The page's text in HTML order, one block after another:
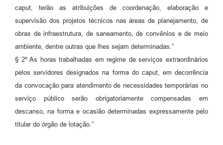
caput, terão as atribuições de coordenação, elaboração e
supervisão dos projetos técnicos nas áreas de planejamento, de
obras de infraestrutura, de saneamento, de convênios e de meio
ambiente, dentre outras que lhes sejam determinadas.”
§ 2º As horas trabalhadas em regime de serviços extraordinários
pelos servidores designados na forma do caput, em decorrência
da convocação para atendimento de necessidades temporárias no
serviço público serão obrigatoriamente compensadas em
descanso, na forma e ocasião determinadas expressamente pelo
titular do órgão de lotação.”